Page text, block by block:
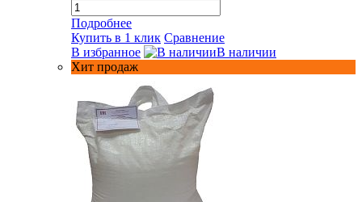
Подробнее
Купить в 1 клик Сравнение
В избранное
В наличии
Хит продаж